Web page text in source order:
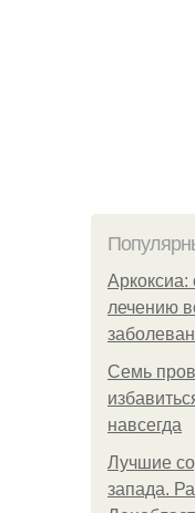
лечению
Семь
навсегда
Лучшие
запада.